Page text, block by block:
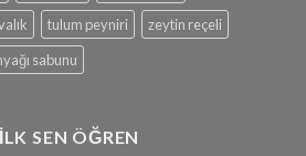
tulum peyniri
zeytin reçeli
sabunu
SEN ÖĞREN